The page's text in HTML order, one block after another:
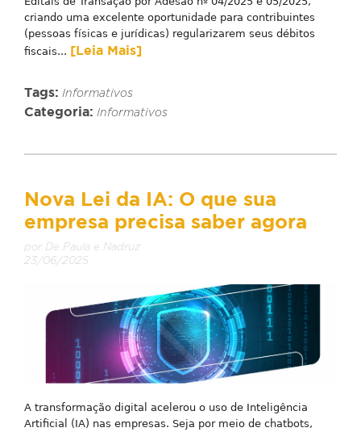
criando uma excelente oportunidade para contribuintes
(pessoas físicas e jurídicas) regularizarem seus débitos
fiscais... [Leia Mais]
Tags: Informativos
Categoria: Informativos
Nova Lei da IA: O que sua
empresa precisa saber agora
por De Paula e Nadruz
23/06/2025
A transformação digital acelerou o uso de Inteligência
Artificial (IA) nas empresas. Seja por meio de chatbots,